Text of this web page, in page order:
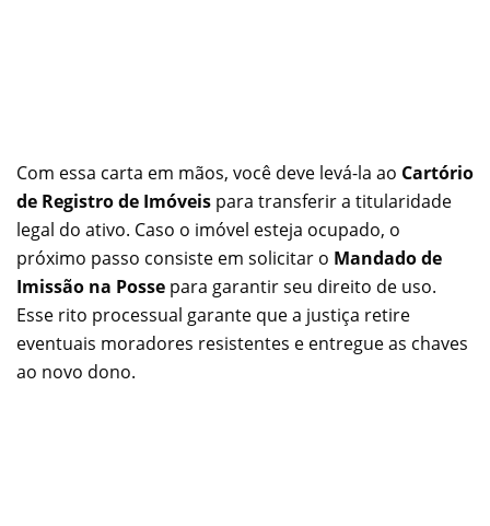
Com essa carta em mãos, você deve levá-la ao Cartório
de Registro de Imóveis para transferir a titularidade
legal do ativo. Caso o imóvel esteja ocupado, o
próximo passo consiste em solicitar o Mandado de
Imissão na Posse para garantir seu direito de uso.
Esse rito processual garante que a justiça retire
eventuais moradores resistentes e entregue as chaves
ao novo dono.